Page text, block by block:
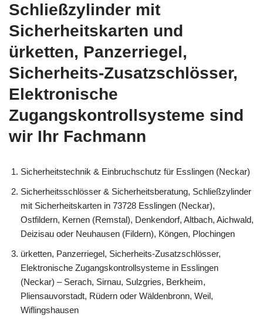
Schließzylinder mit
Sicherheitskarten und
ürketten, Panzerriegel,
Sicherheits-Zusatzschlösser,
Elektronische
Zugangskontrollsysteme sind
wir Ihr Fachmann
Sicherheitstechnik & Einbruchschutz für Esslingen (Neckar)
Sicherheitsschlösser & Sicherheitsberatung, Schließzylinder
mit Sicherheitskarten in 73728 Esslingen (Neckar),
Ostfildern, Kernen (Remstal), Denkendorf, Altbach, Aichwald,
Deizisau oder Neuhausen (Fildern), Köngen, Plochingen
ürketten, Panzerriegel, Sicherheits-Zusatzschlösser,
Elektronische Zugangskontrollsysteme in Esslingen
(Neckar) – Serach, Sirnau, Sulzgries, Berkheim,
Pliensauvorstadt, Rüdern oder Wäldenbronn, Weil,
Wiflingshausen